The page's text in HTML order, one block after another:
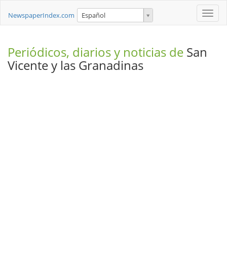
Toggle
NewspaperIndex.com Español
Periódicos, diarios y noticias de San
Vicente y las Granadinas